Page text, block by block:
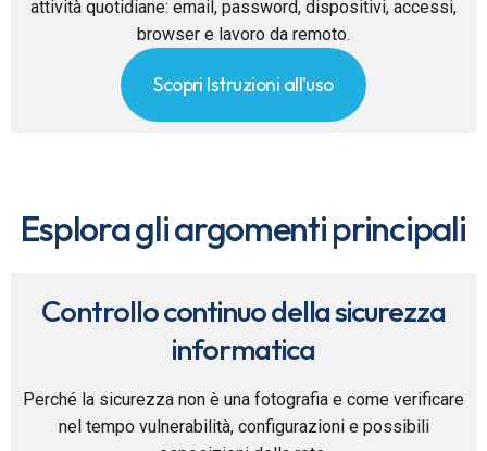
attività quotidiane: email, password, dispositivi, accessi,
browser e lavoro da remoto.
Scopri Istruzioni all'uso
Esplora gli argomenti principali
Controllo continuo della sicurezza
informatica
Perché la sicurezza non è una fotografia e come verificare
nel tempo vulnerabilità, configurazioni e possibili